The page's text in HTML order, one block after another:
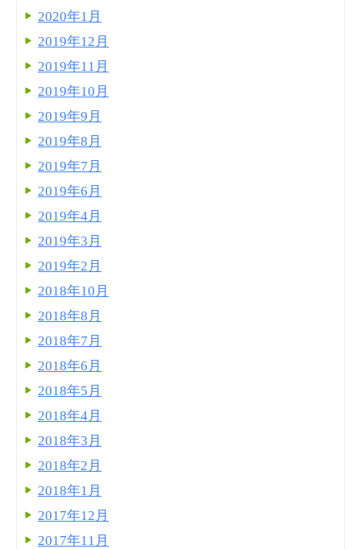
2020年1月
2019年12月
2019年11月
2019年10月
2019年9月
2019年8月
2019年7月
2019年6月
2019年4月
2019年3月
2019年2月
2018年10月
2018年8月
2018年7月
2018年6月
2018年5月
2018年4月
2018年3月
2018年2月
2018年1月
2017年12月
2017年11月